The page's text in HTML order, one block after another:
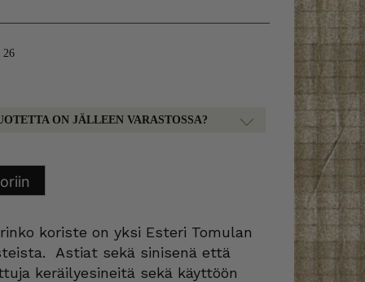
26
ON JÄLLEEN VARASTOSSA?
koriste on yksi Esteri Tomulan
Astiat sekä sinisenä että
keräilyesineitä sekä käyttöön